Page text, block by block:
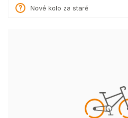
Nové kolo za staré